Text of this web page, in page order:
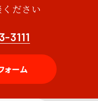
ださい
3111
ォーム